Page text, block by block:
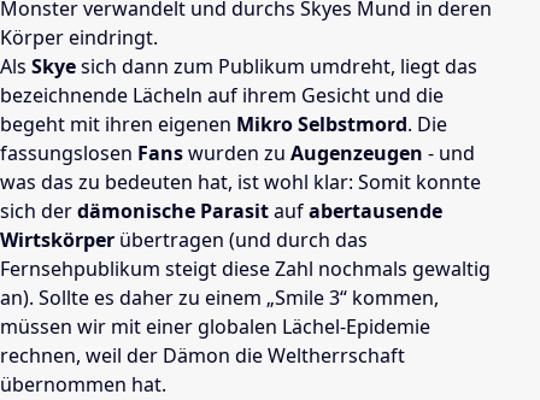
Monster verwandelt und durchs Skyes Mund in deren
Körper eindringt.
Als Skyesich dann zum Publikum umdreht, liegt das
bezeichnende Lächeln auf ihrem Gesicht und die
begeht mit ihren eigenen Mikro Selbstmord. Die
fassungslosen Fanswurden zu Augenzeugen - und
was das zu bedeuten hat, ist wohl klar: Somit konnte
sich derdämonische Parasitaufabertausende
Wirtskörper übertragen (und durch das
Fernsehpublikum steigt diese Zahl nochmals gewaltig
an). Sollte es daher zu einem „Smile 3“ kommen,
müssen wir mit einer globalen Lächel-Epidemie
rechnen, weil der Dämon die Weltherrschaft
übernommen hat.